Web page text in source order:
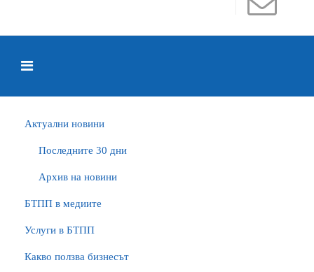
Актуални новини
Последните 30 дни
Архив на новини
БTПП в медиите
Услуги в БТПП
Какво ползва бизнесът